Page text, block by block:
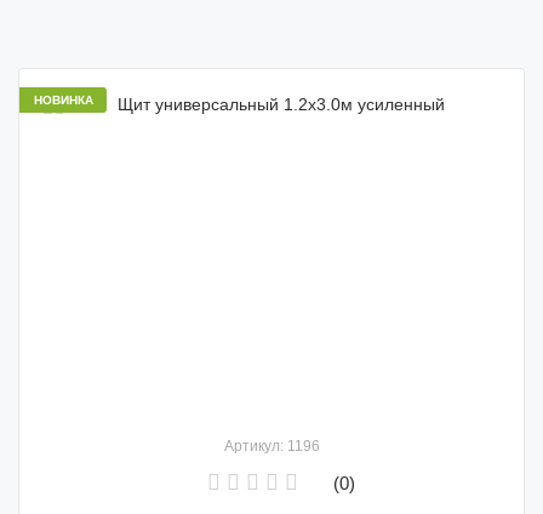
НОВИНКА
Артикул: 1196
(0)